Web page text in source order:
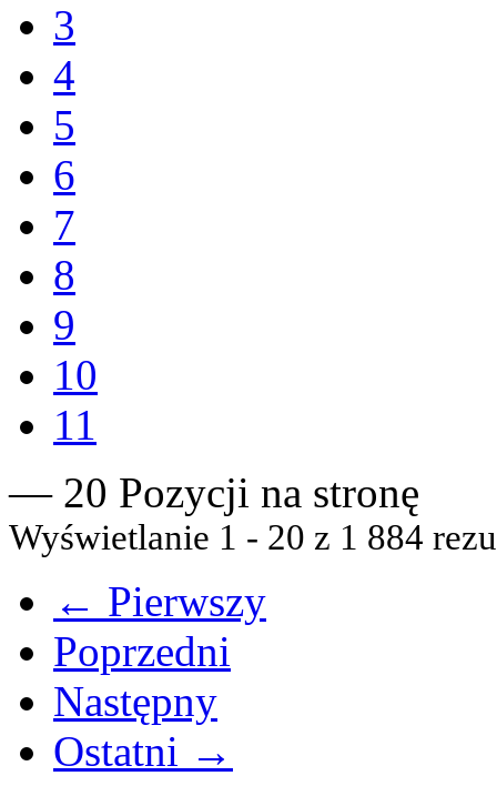
3
4
5
6
7
8
9
10
11
— 20 Pozycji na stronę
Wyświetlanie 1 - 20 z 1 884
← Pierwszy
Poprzedni
Następny
Ostatni →